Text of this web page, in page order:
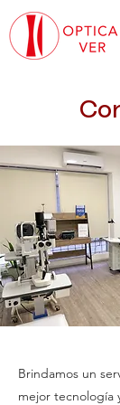
Brindamos un
mejor tecnología